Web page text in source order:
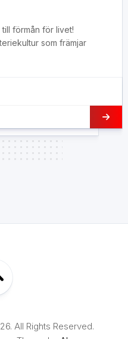
förmån för livet!
som främjar
All Rights Reserved.